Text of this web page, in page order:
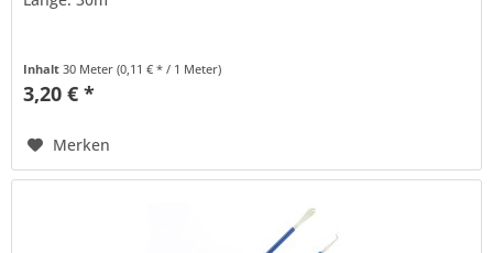
Inhalt30 Meter(0,11 € * / 1 Meter)
3,20 € *
Merken